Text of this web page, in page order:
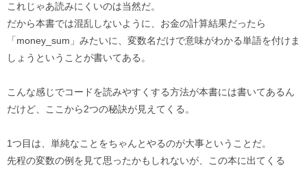
これじゃあ読みにくいのは当然だ。
だから本書では混乱しないように、お金の計算結果だったら
「money_sum」みたいに、変数名だけで意味がわかる単語を付けま
しょうということが書いてある。
こんな感じでコードを読みやすくする方法が本書には書いてあるん
だけど、ここから2つの秘訣が見えてくる。
1つ目は、単純なことをちゃんとやるのが大事ということだ。
先程の変数の例を見て思ったかもしれないが、この本に出てくる